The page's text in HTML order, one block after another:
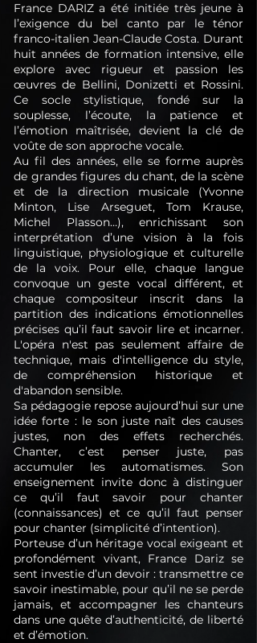
France DARIZ a été initiée très jeune à
l’exigence du bel canto par le ténor
franco-italien Jean-Claude Costa. Durant
huit années de formation intensive, elle
explore avec rigueur et passion les
œuvres de Bellini, Donizetti et Rossini.
Ce socle stylistique, fondé sur la
souplesse, l’écoute, la patience et
l’émotion maîtrisée, devient la clé de
voûte de son approche vocale.
Au fil des années, elle se forme auprès
de grandes figures du chant, de la scène
et de la direction musicale (Yvonne
Minton, Lise Arseguet, Tom Krause,
Michel Plasson…), enrichissant son
interprétation d’une vision à la fois
linguistique, physiologique et culturelle
de la voix. Pour elle, chaque langue
convoque un geste vocal différent, et
chaque compositeur inscrit dans la
partition des indications émotionnelles
précises qu’il faut savoir lire et incarner.
L'opéra n'est pas seulement affaire de
technique, mais d'intelligence du style,
de compréhension historique et
d'abandon sensible.
Sa pédagogie repose aujourd’hui sur une
idée forte : le son juste naît des causes
justes, non des effets recherchés.
Chanter, c’est penser juste, pas
accumuler les automatismes. Son
enseignement invite donc à distinguer
ce qu’il faut savoir pour chanter
(connaissances) et ce qu’il faut penser
pour chanter (simplicité d’intention).
Porteuse d’un héritage vocal exigeant et
profondément vivant, France Dariz se
sent investie d’un devoir : transmettre ce
savoir inestimable, pour qu’il ne se perde
jamais, et accompagner les chanteurs
dans une quête d’authenticité, de liberté
et d’émotion.